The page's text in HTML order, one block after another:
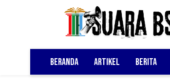
Beranda Artikel Berita